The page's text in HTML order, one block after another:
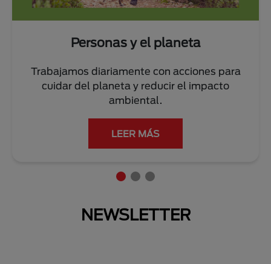
Personas y el planeta
Trabajamos diariamente con acciones para
cuidar del planeta y reducir el impacto
ambiental.
LEER MÁS
NEWSLETTER